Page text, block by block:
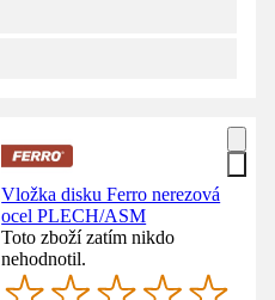
Vložka disku Ferro nerezová
ocel PLECH/ASM
Toto zboží zatím nikdo
nehodnotil.